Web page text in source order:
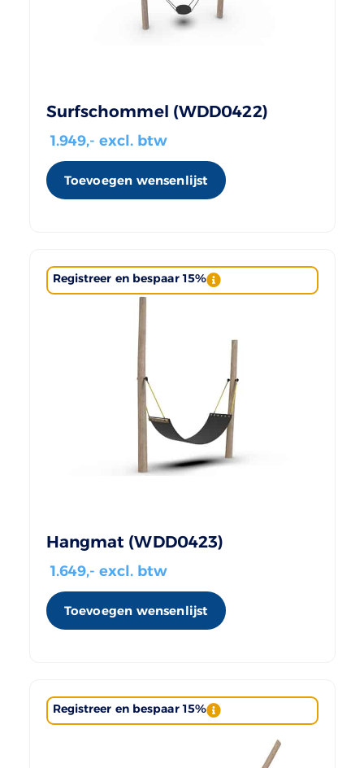
Surfschommel (WDD0422)
1.949,- excl. btw
Toevoegen wensenlijst
Registreer en bespaar 15%
Hangmat (WDD0423)
1.649,- excl. btw
Toevoegen wensenlijst
Registreer en bespaar 15%